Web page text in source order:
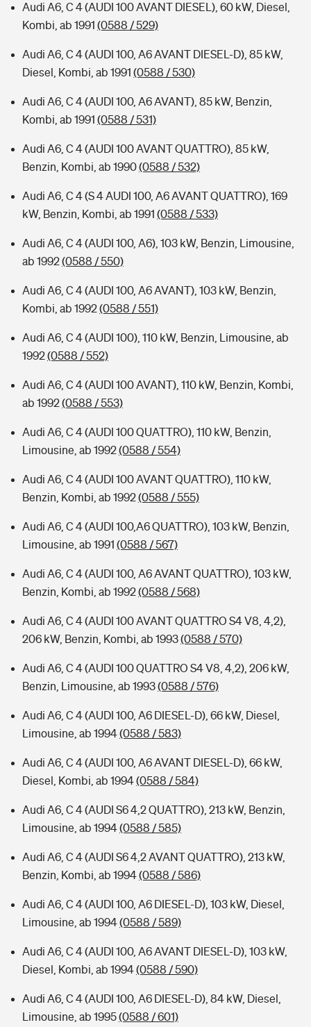
Audi A6, C 4 (AUDI 100 AVANT DIESEL), 60 kW, Diesel,
Kombi, ab 1991 (0588 / 529)
Audi A6, C 4 (AUDI 100, A6 AVANT DIESEL-D), 85 kW,
Diesel, Kombi, ab 1991 (0588 / 530)
Audi A6, C 4 (AUDI 100, A6 AVANT), 85 kW, Benzin,
Kombi, ab 1991 (0588 / 531)
Audi A6, C 4 (AUDI 100 AVANT QUATTRO), 85 kW,
Benzin, Kombi, ab 1990(0588 / 532)
Audi A6, C 4 (S 4 AUDI 100, A6 AVANT QUATTRO), 169
kW, Benzin, Kombi, ab 1991 (0588 / 533)
Audi A6, C 4 (AUDI 100, A6), 103 kW, Benzin, Limousine,
ab 1992(0588 / 550)
Audi A6, C 4 (AUDI 100, A6 AVANT), 103 kW, Benzin,
Kombi, ab 1992(0588 / 551)
Audi A6, C 4 (AUDI 100), 110 kW, Benzin, Limousine, ab
1992(0588 / 552)
Audi A6, C 4 (AUDI 100 AVANT), 110 kW, Benzin, Kombi,
ab 1992(0588 / 553)
Audi A6, C 4 (AUDI 100 QUATTRO), 110 kW, Benzin,
Limousine, ab 1992(0588 / 554)
Audi A6, C 4 (AUDI 100 AVANT QUATTRO), 110 kW,
Benzin, Kombi, ab 1992(0588 / 555)
Audi A6, C 4 (AUDI 100,A6 QUATTRO), 103 kW, Benzin,
Limousine, ab 1991 (0588 / 567)
Audi A6, C 4 (AUDI 100, A6 AVANT QUATTRO), 103 kW,
Benzin, Kombi, ab 1992(0588 / 568)
Audi A6, C 4 (AUDI 100 AVANT QUATTRO S4 V8, 4,2),
206 kW, Benzin, Kombi, ab 1993(0588 / 570)
Audi A6, C 4 (AUDI 100 QUATTRO S4 V8, 4,2), 206 kW,
Benzin, Limousine, ab 1993(0588 / 576)
Audi A6, C 4 (AUDI 100, A6 DIESEL-D), 66 kW, Diesel,
Limousine, ab 1994(0588 / 583)
Audi A6, C 4 (AUDI 100, A6 AVANT DIESEL-D), 66 kW,
Diesel, Kombi, ab 1994(0588 / 584)
Audi A6, C 4 (AUDI S6 4,2 QUATTRO), 213 kW, Benzin,
Limousine, ab 1994(0588 / 585)
Audi A6, C 4 (AUDI S6 4,2 AVANT QUATTRO), 213 kW,
Benzin, Kombi, ab 1994(0588 / 586)
Audi A6, C 4 (AUDI 100, A6 DIESEL-D), 103 kW, Diesel,
Limousine, ab 1994(0588 / 589)
Audi A6, C 4 (AUDI 100, A6 AVANT DIESEL-D), 103 kW,
Diesel, Kombi, ab 1994(0588 / 590)
Audi A6, C 4 (AUDI 100, A6 DIESEL-D), 84 kW, Diesel,
Limousine, ab 1995(0588 / 601)